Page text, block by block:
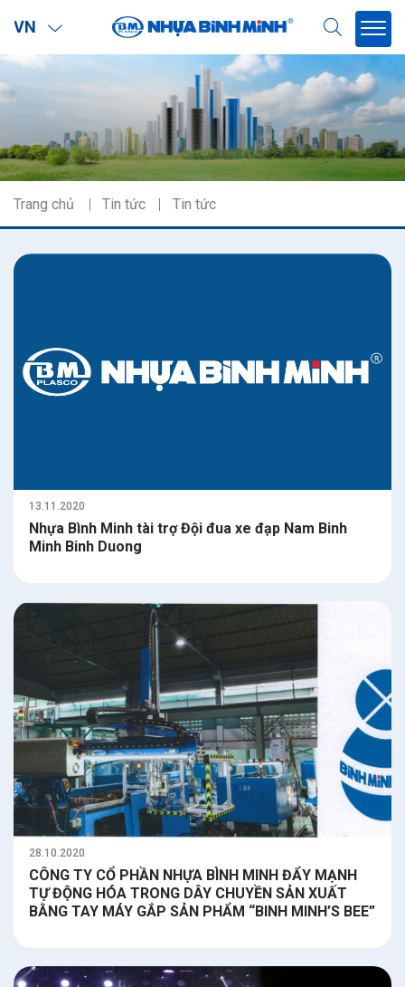
VN
Trang chủ Tin tức Tin tức
13.11.2020
Nhựa Bình Minh tài trợ Đội đua xe đạp Nam Binh
Minh Binh Duong
28.10.2020
CÔNG TY CỔ PHẦN NHỰA BÌNH MINH ĐẨY MẠNH
TỰ ĐỘNG HÓA TRONG DÂY CHUYỀN SẢN XUẤT
BẰNG TAY MÁY GẮP SẢN PHẨM “BINH MINH’S BEE”